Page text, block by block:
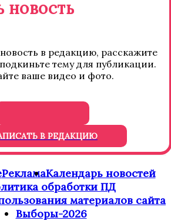
в редакцию, расскажите
тему для публикации.
ваше видео и фото.
В РЕДАКЦИЮ
РекламаКалендарь новостей
обработки ПД
материалов сайта
Выборы-2026